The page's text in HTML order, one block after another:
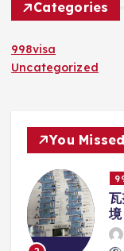
Categories
998visa
Uncategorized
You Missed
境